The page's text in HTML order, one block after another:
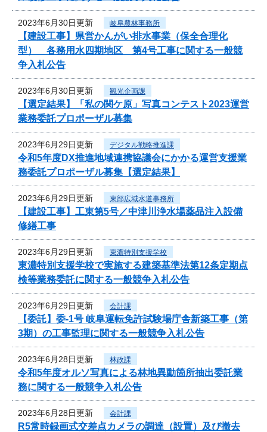
2023年6月30日更新 岐阜農林事務所
【建設工事】県営かんがい排水事業（保全合理化
型） 各務用水四期地区 第4号工事に関する一般競
争入札公告
2023年6月30日更新 観光企画課
【選定結果】「私の関ケ原」写真コンテスト2023運営
業務委託プロポーザル募集
2023年6月29日更新 デジタル戦略推進課
令和5年度DX推進地域連携協議会にかかる運営支援業
務委託プロポーザル募集【選定結果】
2023年6月29日更新 東部広域水道事務所
【建設工事】工東第5号／中津川浄水場薬品注入設備
修繕工事
2023年6月29日更新 東濃特別支援学校
東濃特別支援学校で実施する建築基準法第12条定期点
検等業務委託に関する一般競争入札公告
2023年6月29日更新 会計課
【委託】委-1号 岐阜運転免許試験場庁舎新築工事（第
3期）の工事監理に関する一般競争入札公告
2023年6月28日更新 林政課
令和5年度オルソ写真による林地異動箇所抽出委託業
務に関する一般競争入札公告
2023年6月28日更新 会計課
R5常時録画式交差点カメラの調達（設置）及び撤去